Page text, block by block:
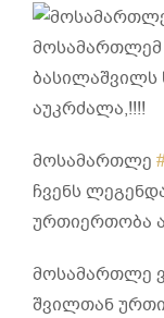
მოსამართლე
ჩვენს
ურთიერთობა
მოსამართლე
შვილთან